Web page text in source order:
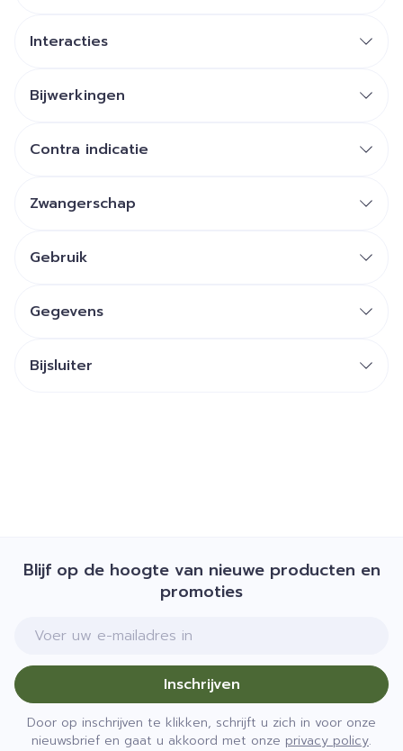
Interacties
Bijwerkingen
Contra indicatie
Zwangerschap
Gebruik
Gegevens
Bijsluiter
Blijf op de hoogte van nieuwe producten en
promoties
E-mail adres
Inschrijven
Door op inschrijven te klikken, schrijft u zich in voor onze
nieuwsbrief en gaat u akkoord met onze privacy policy.